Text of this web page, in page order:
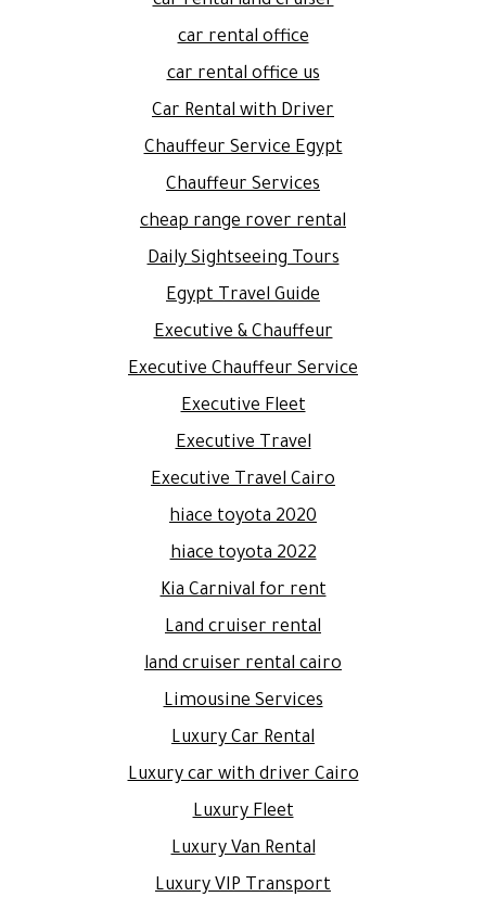
car rental office
car rental office us
Car Rental with Driver
Chauffeur Service Egypt
Chauffeur Services
cheap range rover rental
Daily Sightseeing Tours
Egypt Travel Guide
Executive & Chauffeur
Executive Chauffeur Service
Executive Fleet
Executive Travel
Executive Travel Cairo
hiace toyota 2020
hiace toyota 2022
Kia Carnival for rent
Land cruiser rental
land cruiser rental cairo
Limousine Services
Luxury Car Rental
Luxury car with driver Cairo
Luxury Fleet
Luxury Van Rental
Luxury VIP Transport